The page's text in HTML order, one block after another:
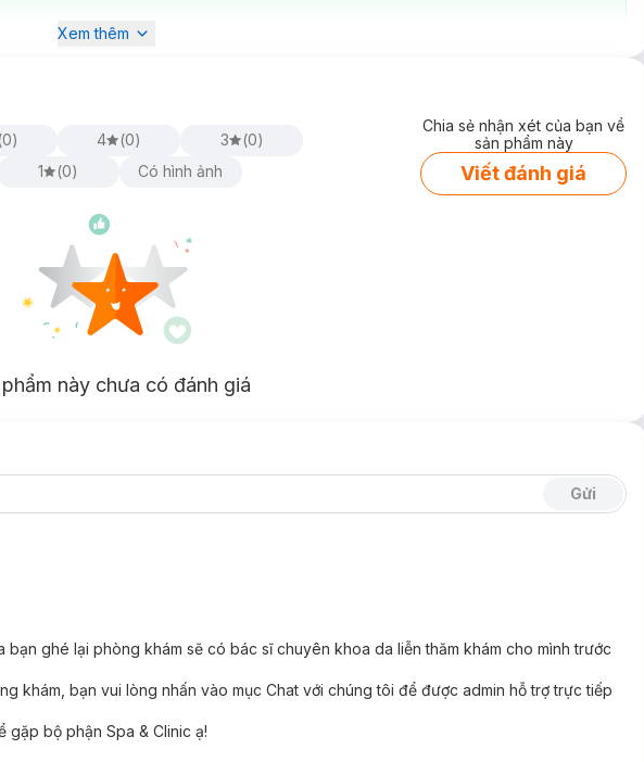
nam Diode Laser vùng nách tại Hasaki Clinic
Xem thêm
(0) 4 (0) 3 (0)
1 (0) Có hình ảnh
Chia sẻ nhận xét của bạn về
sản phẩm này
Viết đánh giá
này chưa có đánh giá
Gửi
ghé lại phòng khám sẽ có bác sĩ chuyên khoa da liễn thăm khám cho mình trước
khám, bạn vui lòng nhấn vào mục Chat với chúng tôi để được admin hỗ trợ trực tiếp
gặp bộ phận Spa & Clinic ạ!